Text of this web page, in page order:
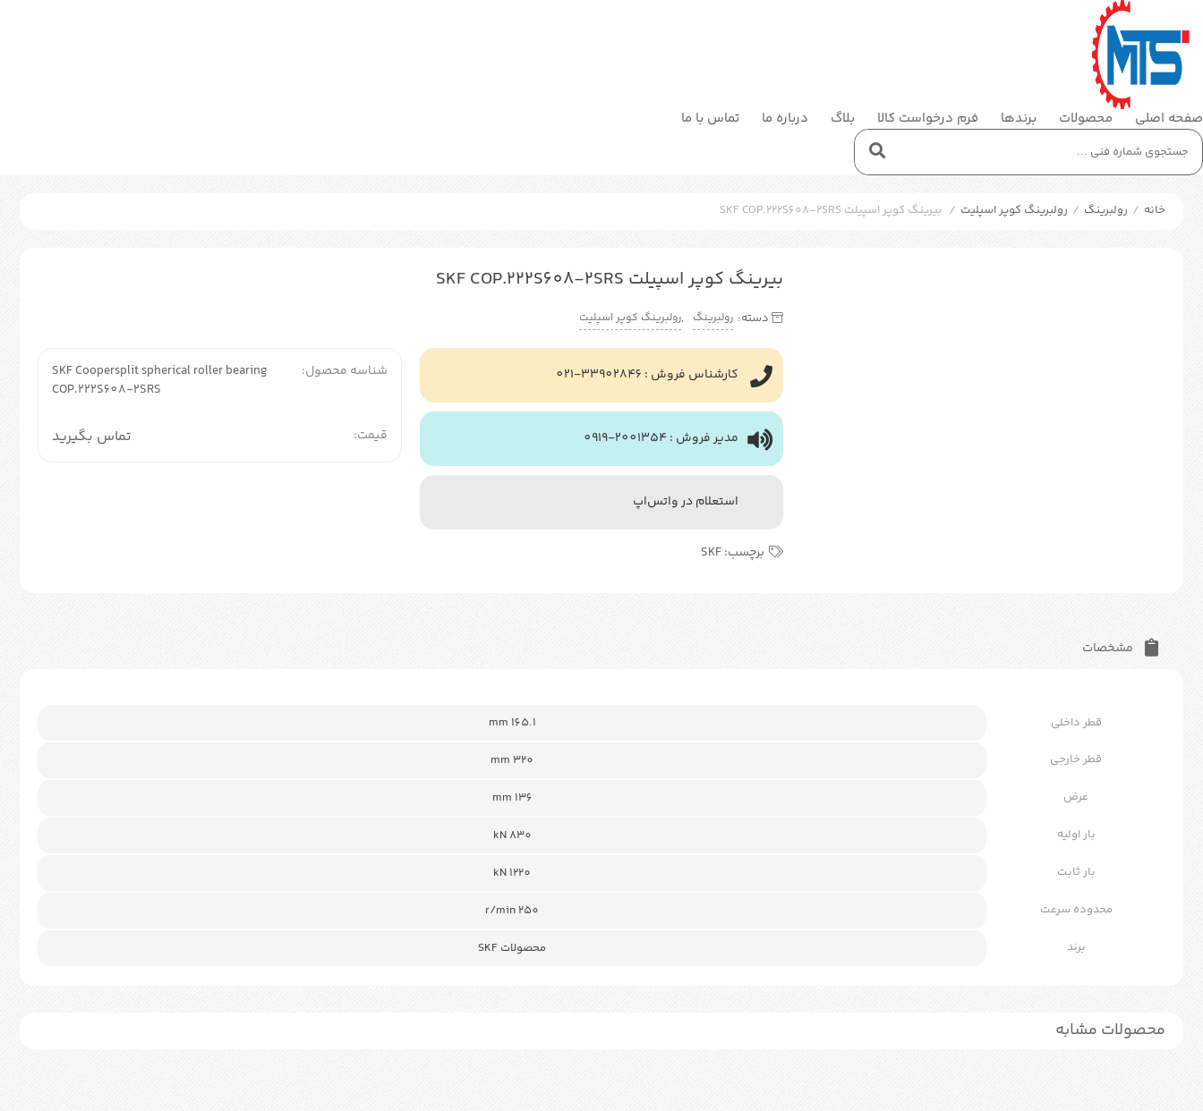
صفحه اصلی محصولات برندها فرم درخواست کالا بلاگ درباره ما تماس با ما
خانه / رولبرینگ / رولبرینگ کوپر اسپلیت / بیرینگ کوپر اسپیلت SKF COP.222S608-2SRS
بیرینگ کوپر اسپیلت SKF COP.222S608-2SRS
دسته: رولبرینگ ,رولبرینگ کوپر اسپلیت
کارشناس فروش : 33902846-021
مدیر فروش : 2001354-0919
استعلام در واتس‌اپ
برچسب:SKF
شناسه محصول:
SKF Coopersplit spherical roller bearing
COP.222S608-2SRS
قیمت: تماس بگیرید
مشخصات
قطر داخلی 165.1 mm
قطر خارجی 320 mm
عرض 136 mm
بار اولیه 830 kN
بار ثابت 1220 kN
محدوده سرعت 250 r/min
برند محصولات SKF
محصولات مشابه